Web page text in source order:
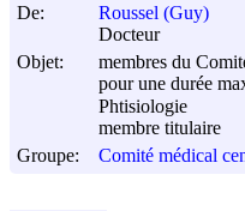
De:
Roussel (Guy)
Docteur
Objet:
membres du
pour une durée
Phtisiologie
membre titulaire
Groupe:
Comité médical